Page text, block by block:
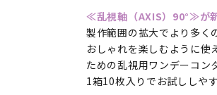
≪乱視軸（AXIS）90°≫が
製作範囲の拡大でより多く
おしゃれを楽しむように使
ための乱視用ワンデーコン
1箱10枚入りでお試ししや